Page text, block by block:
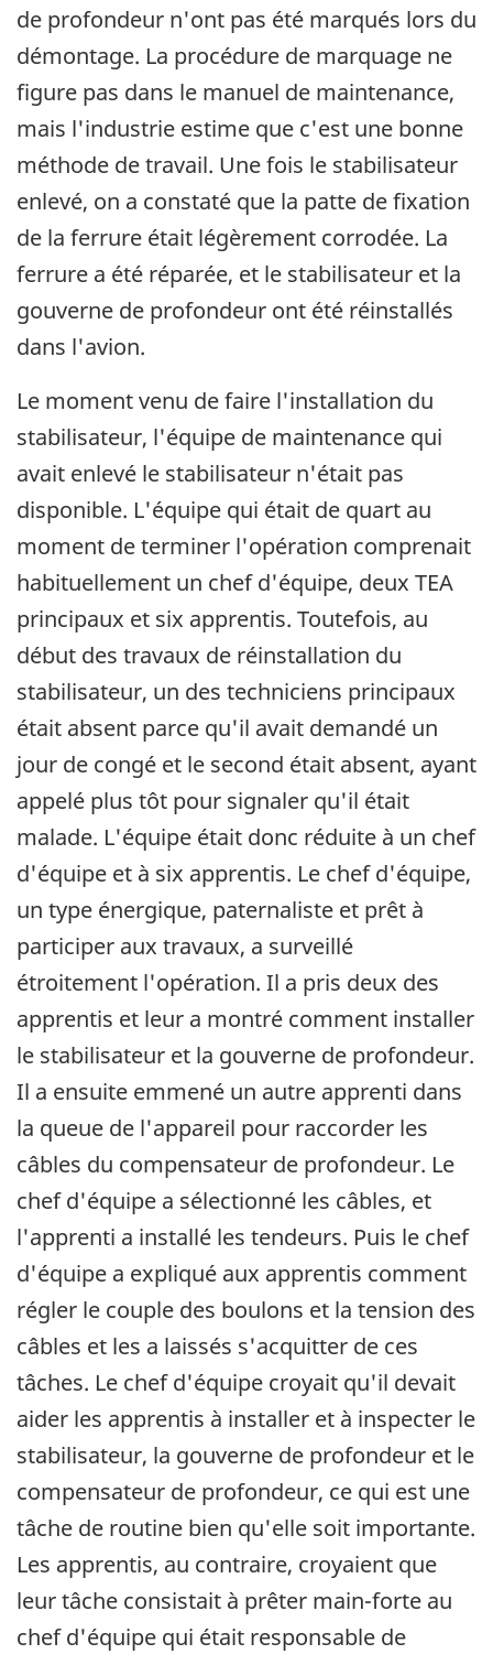
de profondeur n'ont pas été marqués lors du
démontage. La procédure de marquage ne
figure pas dans le manuel de maintenance,
mais l'industrie estime que c'est une bonne
méthode de travail. Une fois le stabilisateur
enlevé, on a constaté que la patte de fixation
de la ferrure était légèrement corrodée. La
ferrure a été réparée, et le stabilisateur et la
gouverne de profondeur ont été réinstallés
dans l'avion.
Le moment venu de faire l'installation du
stabilisateur, l'équipe de maintenance qui
avait enlevé le stabilisateur n'était pas
disponible. L'équipe qui était de quart au
moment de terminer l'opération comprenait
habituellement un chef d'équipe, deux TEA
principaux et six apprentis. Toutefois, au
début des travaux de réinstallation du
stabilisateur, un des techniciens principaux
était absent parce qu'il avait demandé un
jour de congé et le second était absent, ayant
appelé plus tôt pour signaler qu'il était
malade. L'équipe était donc réduite à un chef
d'équipe et à six apprentis. Le chef d'équipe,
un type énergique, paternaliste et prêt à
participer aux travaux, a surveillé
étroitement l'opération. Il a pris deux des
apprentis et leur a montré comment installer
le stabilisateur et la gouverne de profondeur.
Il a ensuite emmené un autre apprenti dans
la queue de l'appareil pour raccorder les
câbles du compensateur de profondeur. Le
chef d'équipe a sélectionné les câbles, et
l'apprenti a installé les tendeurs. Puis le chef
d'équipe a expliqué aux apprentis comment
régler le couple des boulons et la tension des
câbles et les a laissés s'acquitter de ces
tâches. Le chef d'équipe croyait qu'il devait
aider les apprentis à installer et à inspecter le
stabilisateur, la gouverne de profondeur et le
compensateur de profondeur, ce qui est une
tâche de routine bien qu'elle soit importante.
Les apprentis, au contraire, croyaient que
leur tâche consistait à prêter main-forte au
chef d'équipe qui était responsable de